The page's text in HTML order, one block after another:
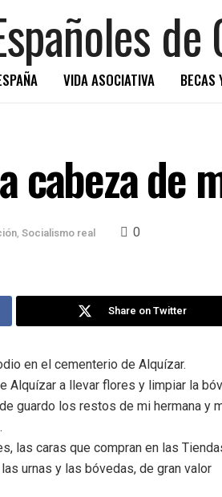
VIDA ASOCIATIVA BECAS
cabeza de
, Socialismo real 0
Share on Twitter
en el cementerio de Alquízar.
Alquízar a llevar flores y limpiar la
guardo los restos de mi hermana y
las caras que compran en las
urnas y las bóvedas, de gran valor